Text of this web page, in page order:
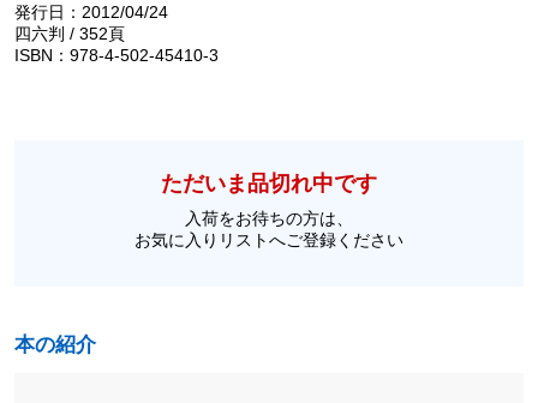
発行日：2012/04/24
四六判 / 352頁
ISBN：978-4-502-45410-3
ただいま品切れ中です
入荷をお待ちの方は、
お気に入りリストへご登録ください
本の紹介